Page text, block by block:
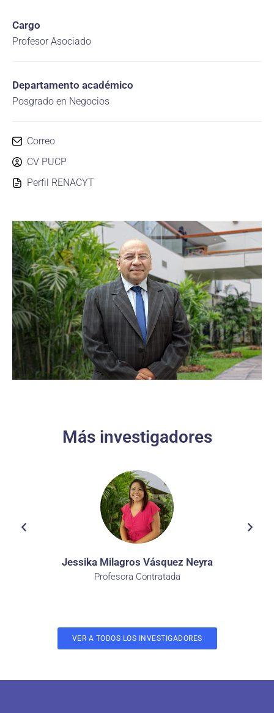
Cargo
Profesor Asociado
Departamento académico
Posgrado en Negocios
Correo
CV PUCP
Perfil RENACYT
Más investigadores
Jessika Milagros Vásquez Neyra
Profesora Contratada
VER A TODOS LOS INVESTIGADORES